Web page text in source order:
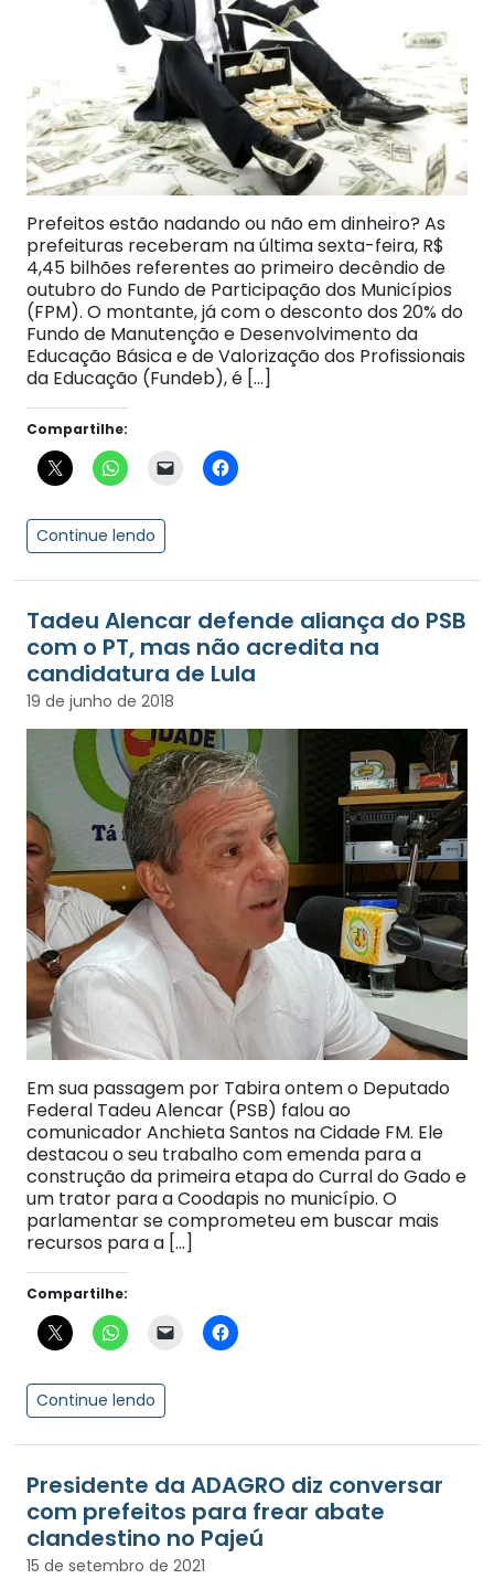
Prefeitos estão nadando ou não em dinheiro? As
prefeituras receberam na última sexta-feira, R$
4,45 bilhões referentes ao primeiro decêndio de
outubro do Fundo de Participação dos Municípios
(FPM). O montante, já com o desconto dos 20% do
Fundo de Manutenção e Desenvolvimento da
Educação Básica e de Valorização dos Profissionais
da Educação (Fundeb), é […]
Compartilhe:
Continue lendo
Tadeu Alencar defende aliança do PSB
com o PT, mas não acredita na
candidatura de Lula
19 de junho de 2018
Em sua passagem por Tabira ontem o Deputado
Federal Tadeu Alencar (PSB) falou ao
comunicador Anchieta Santos na Cidade FM. Ele
destacou o seu trabalho com emenda para a
construção da primeira etapa do Curral do Gado e
um trator para a Coodapis no município. O
parlamentar se comprometeu em buscar mais
recursos para a […]
Compartilhe:
Continue lendo
Presidente da ADAGRO diz conversar
com prefeitos para frear abate
clandestino no Pajeú
15 de setembro de 2021